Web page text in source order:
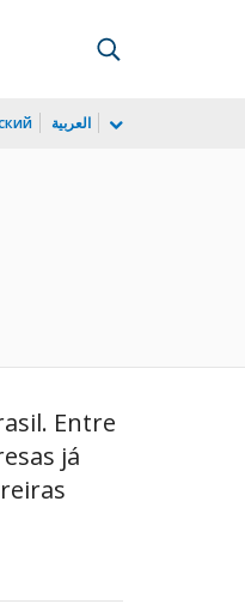
العربية
Entre
já